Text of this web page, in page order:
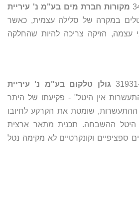
מקורות חברת מים בע"מ נ' עיריית
במקרה של סלילה עצמית, כאשר
עצמה, הזיקה צריכה להיות שהחלקה
גולן טלקום בע"מ נ' עיריית
אין היטל" - פקיעתו של היתר
שומטת את הקרקע לחיובו
היטל ההשבחה. תכנית מתאר ארצית
ספציפיים וקונקרטיים לא מקימה נטל